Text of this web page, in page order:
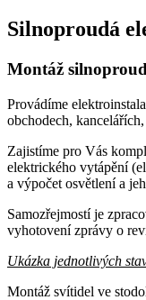
Silnoproudá
Montáž
Provádíme
obchodech,
Zajistíme pro Vás
elektrického vytápění
a výpočet osvětlení a
Samozřejmostí je
vyhotovení zprávy o
Ukázka jednotlivých
Montáž svítidel ve